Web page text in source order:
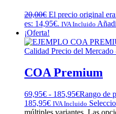
20,00€ El precio original
es: 14,95€. IVA Incluido
¡Oferta!
COA Premium
69,95€ - 185,95€Rango de
185,95€ IVA Incluido
múltiples variantes. Las